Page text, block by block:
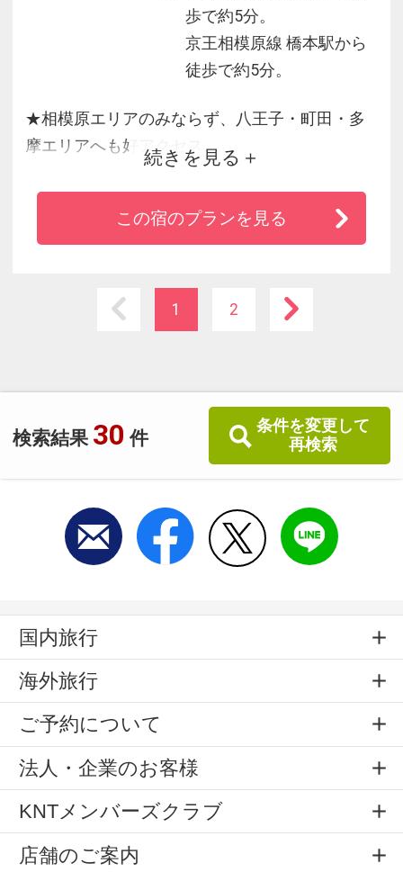
検索結果 30 件
条件を変更して
再検索
歩で約5分。
京王相模原線 橋本駅から
徒歩で約5分。
★相模原エリアのみならず、八王子・町田・多
摩エリアへも好アクセス
★全室WI-FI使用可。駐車場無料（１５台先着
順）
★パンやスープもある朝の無料ドリンクバーが
続きを見る
この宿のプランを見る
1 2
国内旅行
海外旅行
ご予約について
法人・企業のお客様
KNTメンバーズクラブ
店舗のご案内